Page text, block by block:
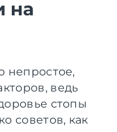
на
непростое,
ведь
стопы
советов, как